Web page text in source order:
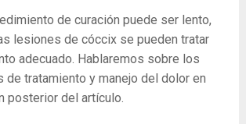
de curación puede ser lento,
lesiones de cóccix se pueden tratar
adecuado. Hablaremos sobre los
de tratamiento y manejo del dolor en
posterior del artículo.